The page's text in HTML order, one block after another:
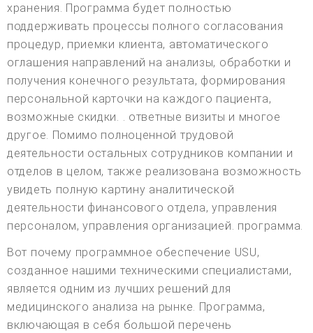
хранения. Программа будет полностью
поддерживать процессы полного согласования
процедур, приемки клиента, автоматического
оглашения направлений на анализы, обработки и
получения конечного результата, формирования
персональной карточки на каждого пациента,
возможные скидки. . ответные визиты и многое
другое. Помимо полноценной трудовой
деятельности остальных сотрудников компании и
отделов в целом, также реализована возможность
увидеть полную картину аналитической
деятельности финансового отдела, управления
персоналом, управления организацией. программа.
Вот почему программное обеспечение USU,
созданное нашими техническими специалистами,
является одним из лучших решений для
медицинского анализа на рынке. Программа,
включающая в себя большой перечень